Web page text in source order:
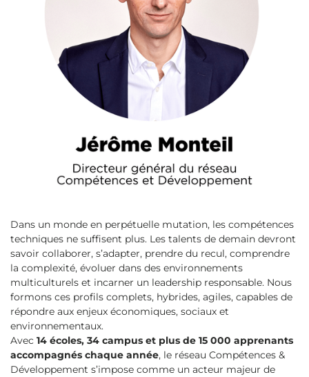
Dans un monde en perpétuelle mutation, les compétences
techniques ne suffisent plus. Les talents de demain devront
savoir collaborer, s’adapter, prendre du recul, comprendre
la complexité, évoluer dans des environnements
multiculturels et incarner un leadership responsable. Nous
formons ces profils complets, hybrides, agiles, capables de
répondre aux enjeux économiques, sociaux et
environnementaux.
Avec 14 écoles, 34 campus et plus de 15 000 apprenants
accompagnés chaque année, le réseau Compétences &
Développement s’impose comme un acteur majeur de